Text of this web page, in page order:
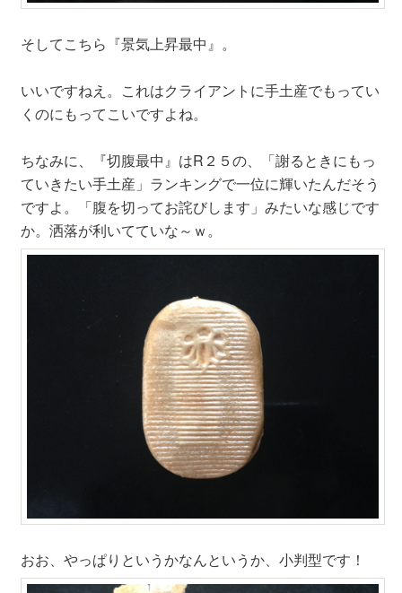
そしてこちら『景気上昇最中』。
いいですねえ。これはクライアントに手土産でもってい
くのにもってこいですよね。
ちなみに、『切腹最中』はR２５の、「謝るときにもっ
ていきたい手土産」ランキングで一位に輝いたんだそう
ですよ。「腹を切ってお詫びします」みたいな感じです
か。洒落が利いてていな～ｗ。
おお、やっぱりというかなんというか、小判型です！